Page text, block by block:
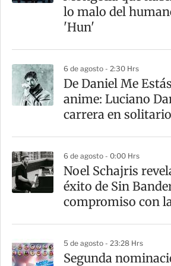
t
lo malo del
'Hun'
6 de agosto - 2:30 Hrs
De Daniel Me
anime: Luciano
carrera en solitario
6 de agosto - 0:00 Hrs
Noel Schajris
éxito de Sin
compromiso con
5 de agosto - 23:28 Hrs
Segunda